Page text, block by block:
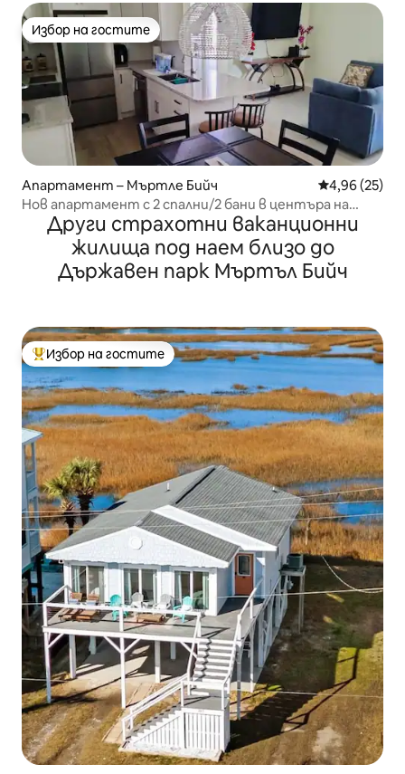
вани
Избор на гостите
Избор на гостите
Апартамент – Мъртле Бийч Средна
4,96 (25)
Нов апартамент с 2 спални/2 бани в центъра на
Гранд Странд
Други страхотни ваканционни
жилища под наем близо до
Държавен парк Мъртъл Бийч
Най-популярен избор на гостите
Избор на гостите